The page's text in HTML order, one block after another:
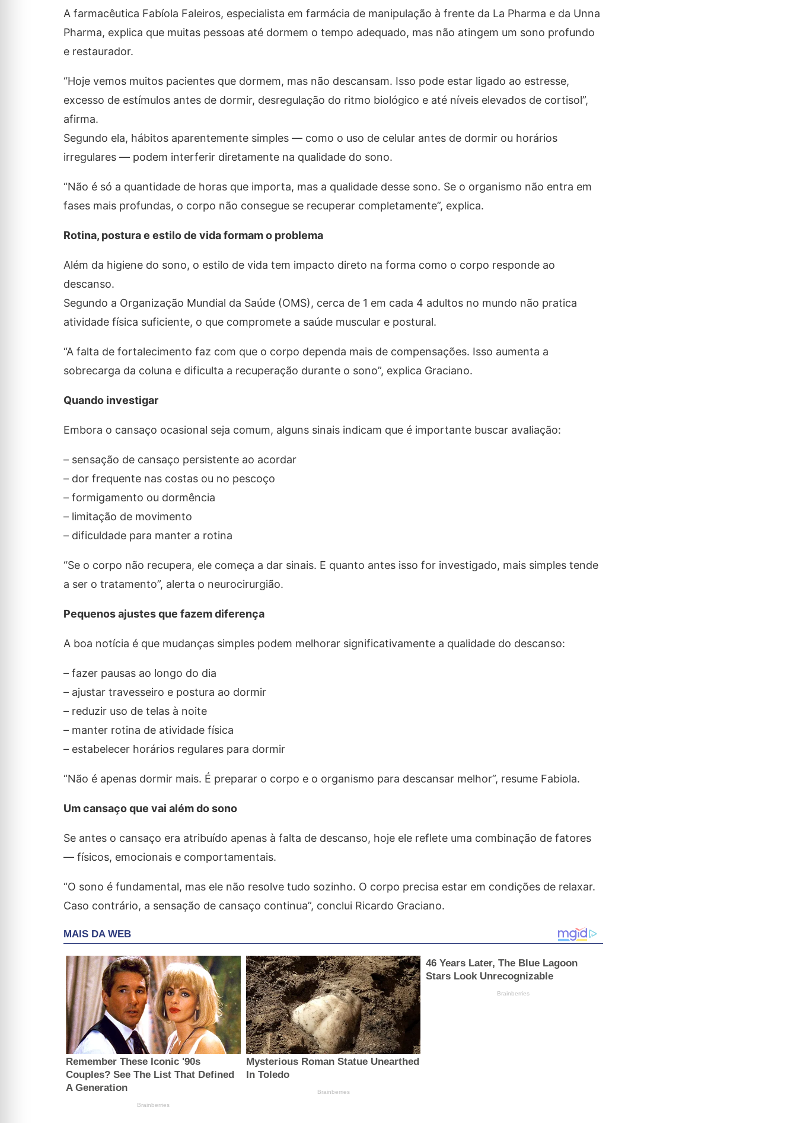
A farmacêutica Fabíola Faleiros, especialista em farmácia de manipulação à frente da La Pharma e da Unna
Pharma, explica que muitas pessoas até dormem o tempo adequado, mas não atingem um sono profundo
e restaurador.
“Hoje vemos muitos pacientes que dormem, mas não descansam. Isso pode estar ligado ao estresse,
excesso de estímulos antes de dormir, desregulação do ritmo biológico e até níveis elevados de cortisol”,
afirma.
Segundo ela, hábitos aparentemente simples — como o uso de celular antes de dormir ou horários
irregulares — podem interferir diretamente na qualidade do sono.
“Não é só a quantidade de horas que importa, mas a qualidade desse sono. Se o organismo não entra em
fases mais profundas, o corpo não consegue se recuperar completamente”, explica.
Rotina, postura e estilo de vida formam o problema
Além da higiene do sono, o estilo de vida tem impacto direto na forma como o corpo responde ao
descanso.
Segundo a Organização Mundial da Saúde (OMS), cerca de 1 em cada 4 adultos no mundo não pratica
atividade física suficiente, o que compromete a saúde muscular e postural.
“A falta de fortalecimento faz com que o corpo dependa mais de compensações. Isso aumenta a
sobrecarga da coluna e dificulta a recuperação durante o sono”, explica Graciano.
Quando investigar
Embora o cansaço ocasional seja comum, alguns sinais indicam que é importante buscar avaliação:
– sensação de cansaço persistente ao acordar
– dor frequente nas costas ou no pescoço
– formigamento ou dormência
– limitação de movimento
– dificuldade para manter a rotina
“Se o corpo não recupera, ele começa a dar sinais. E quanto antes isso for investigado, mais simples tende
a ser o tratamento”, alerta o neurocirurgião.
Pequenos ajustes que fazem diferença
A boa notícia é que mudanças simples podem melhorar significativamente a qualidade do descanso:
– fazer pausas ao longo do dia
– ajustar travesseiro e postura ao dormir
– reduzir uso de telas à noite
– manter rotina de atividade física
– estabelecer horários regulares para dormir
“Não é apenas dormir mais. É preparar o corpo e o organismo para descansar melhor”, resume Fabiola.
Um cansaço que vai além do sono
Se antes o cansaço era atribuído apenas à falta de descanso, hoje ele reflete uma combinação de fatores
— físicos, emocionais e comportamentais.
“O sono é fundamental, mas ele não resolve tudo sozinho. O corpo precisa estar em condições de relaxar.
Caso contrário, a sensação de cansaço continua”, conclui Ricardo Graciano.